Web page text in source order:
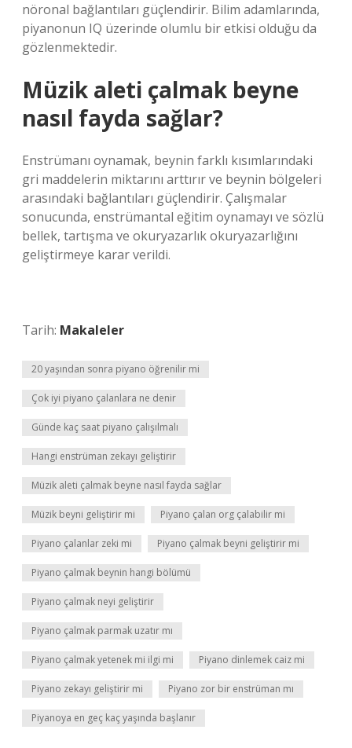
nöronal bağlantıları güçlendirir. Bilim adamlarında,
piyanonun IQ üzerinde olumlu bir etkisi olduğu da
gözlenmektedir.
Müzik aleti çalmak beyne
nasıl fayda sağlar?
Enstrümanı oynamak, beynin farklı kısımlarındaki
gri maddelerin miktarını arttırır ve beynin bölgeleri
arasındaki bağlantıları güçlendirir. Çalışmalar
sonucunda, enstrümantal eğitim oynamayı ve sözlü
bellek, tartışma ve okuryazarlık okuryazarlığını
geliştirmeye karar verildi.
Tarih: Makaleler
20 yaşından sonra piyano öğrenilir mi
Çok iyi piyano çalanlara ne denir
Günde kaç saat piyano çalışılmalı
Hangi enstrüman zekayı geliştirir
Müzik aleti çalmak beyne nasıl fayda sağlar
Müzik beyni geliştirir mi Piyano çalan org çalabilir mi
Piyano çalanlar zeki mi Piyano çalmak beyni geliştirir mi
Piyano çalmak beynin hangi bölümü
Piyano çalmak neyi geliştirir
Piyano çalmak parmak uzatır mı
Piyano çalmak yetenek mi ilgi mi Piyano dinlemek caiz mi
Piyano zekayı geliştirir mi Piyano zor bir enstrüman mı
Piyanoya en geç kaç yaşında başlanır